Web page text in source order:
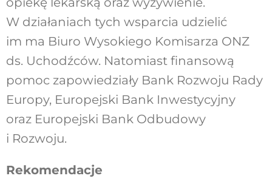
W działaniach tych wsparcia udzielić
im ma Biuro Wysokiego Komisarza ONZ
ds. Uchodźców. Natomiast finansową
pomoc zapowiedziały Bank Rozwoju Rady
Europy, Europejski Bank Inwestycyjny
oraz Europejski Bank Odbudowy
i Rozwoju.
Rekomendacje